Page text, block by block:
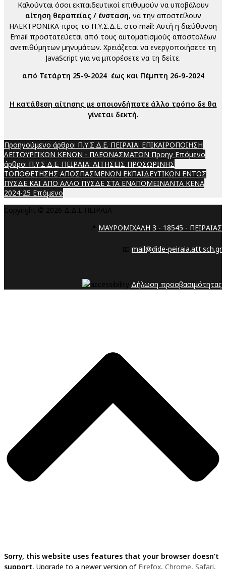
Καλούνται όσοι εκπαιδευτικοί επιθυμούν να υποβάλουν
αίτηση θεραπείας / ένσταση, να την αποστείλουν
ΗΛΕΚΤΡΟΝΙΚΑ προς το Π.Υ.Σ.Δ.Ε. στο mail: Αυτή η διεύθυνση
Email προστατεύεται από τους αυτοματισμούς αποστολέων
ανεπιθύμητων μηνυμάτων. Χρειάζεται να ενεργοποιήσετε τη
JavaScript για να μπορέσετε να τη δείτε.
από Τετάρτη 25-9-2024 έως και Πέμπτη 26-9-2024
Η κατάθεση αίτησης με οποιονδήποτε άλλο τρόπο δε θα
γίνεται δεκτή.
Προηγούμενο άρθρο: Π.Υ.Σ.Δ.Ε. ΠΕΙΡΑΙΑ: ΕΠΙΚΑΙΡΟΠΟΙΗΣΗ
ΛΕΙΤΟΥΡΓΙΚΩΝ ΚΕΝΩΝ - ΠΛΕΟΝΑΣΜΑΤΩΝ Προηγ Επόμενο
άρθρο: Π.Υ.Σ.Δ.Ε. ΠΕΙΡΑΙΑ: ΑΙΤΗΣΕΙΣ ΠΡΟΣΩΡΙΝΗΣ
ΤΟΠΟΘΕΤΗΣΗΣ ΑΠΟΣΠΑΣΜΕΝΩΝ ΕΚΠΑΙΔΕΥΤΙΚΩΝ ΕΝΤΟΣ
ΠΥΣΔΕ ΚΑΙ ΑΠΟ ΑΛΛΟ ΠΥΣΔΕ ΣΤΑ ΕΝΑΠΟΜΕΙΝΑΝΤΑ ΚΕΝΑ
2024-25 Επόμενο
Copyright © 2026 Δ.Δ.Ε ΠΕΙΡΑΙΑ
📍 ΜΑΥΡΟΜΙΧΑΛΗ 3 - 18545 - ΠΕΙΡΑΙΑΣ
📧 mail@dide-peiraia.att.sch.gr
Δήλωση προσβασιμότητας
Sorry, this website uses features that your browser doesn’t
support. Upgrade to a newer version of Firefox, Chrome, Safari,